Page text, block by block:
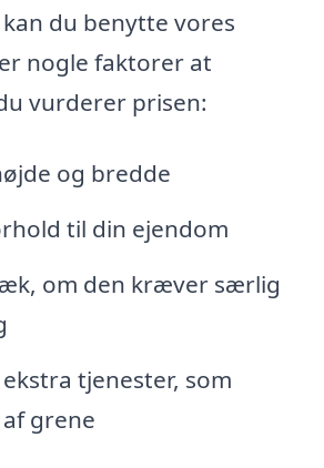
du benytte vores
nogle faktorer at
vurderer prisen:
og bredde
til din ejendom
om den kræver særlig
tjenester, som
grene